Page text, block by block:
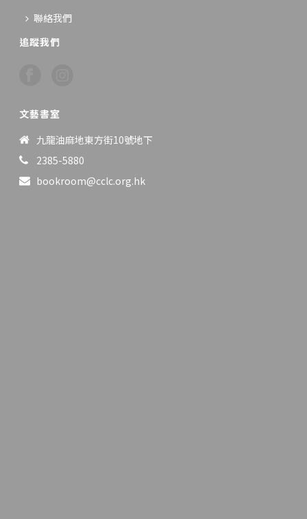
聯絡我們
追蹤我們
文藝書室
九龍油麻地東方街10號地下
2385-5880
bookroom@cclc.org.hk